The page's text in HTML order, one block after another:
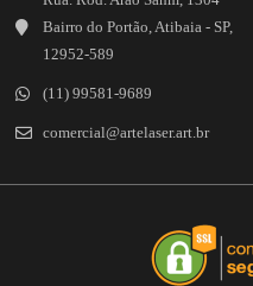
Bairro do Portão, Atibaia - SP,
12952-589
(11) 99581-9689
comercial@artelaser.art.br